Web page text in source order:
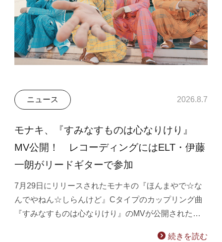
ニュース 2026.8.7
モナキ、『すみなすものは心なりけり』
MV公開！ レコーディングにはELT・伊藤
一朗がリードギターで参加
7月29日にリリースされたモナキの『ほんまやで☆な
んでやねん☆しらんけど』Cタイプのカップリング曲
『すみなすものは心なりけり』のMVが公開された…
続きを読む